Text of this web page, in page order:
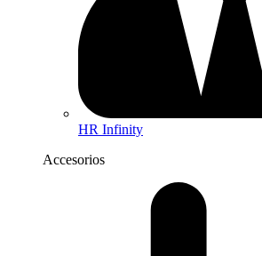
HR Infinity
Accesorios